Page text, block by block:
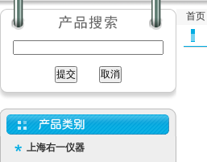
上海右一仪器
首页